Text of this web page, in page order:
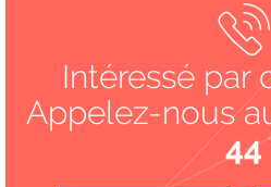
Intéressé par
Appelez-nous
44